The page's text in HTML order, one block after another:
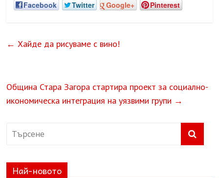
Facebook Twitter Google+ Pinterest
← Хайде да рисуваме с вино!
Община Стара Загора стартира проект за социално-
икономическа интеграция на уязвими групи →
Най-новото